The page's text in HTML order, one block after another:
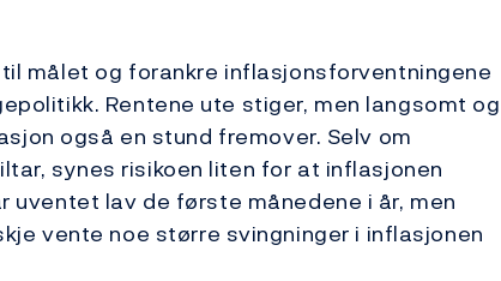
målet og forankre inflasjonsforventningene
Rentene ute stiger, men langsomt og
også en stund fremover. Selv om
synes risikoen liten for at inflasjonen
uventet lav de første månedene i år, men
vente noe større svingninger i inflasjonen